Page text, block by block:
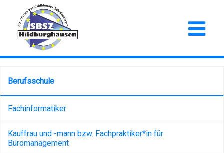
Berufsschule
Fachinformatiker
Kauffrau und -mann bzw. Fachpraktiker*in für
Büromanagement